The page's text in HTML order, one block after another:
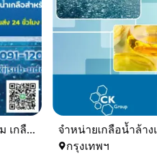
จำหน่ายเกลือน้ำอุตสาหกรรม เกลือน้ำล้างเรซิ่น
กรุงเทพฯ